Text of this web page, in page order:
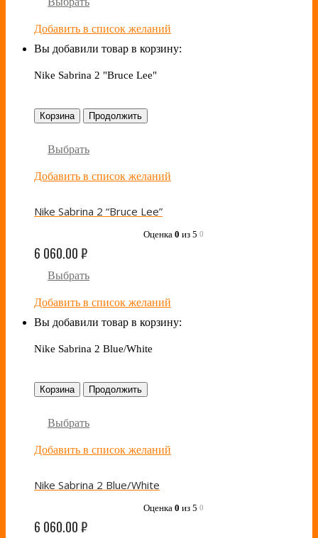
Добавить в список желаний
Вы добавили товар в корзину:
Nike Sabrina 2 "Bruce Lee"
Корзина Продолжить
Выбрать
Добавить в список желаний
Nike Sabrina 2 “Bruce Lee”
Оценка 0 из 5 0
6 060.00₽
Выбрать
Добавить в список желаний
Вы добавили товар в корзину:
Nike Sabrina 2 Blue/White
Корзина Продолжить
Выбрать
Добавить в список желаний
Nike Sabrina 2 Blue/White
Оценка 0 из 5 0
6 060.00₽